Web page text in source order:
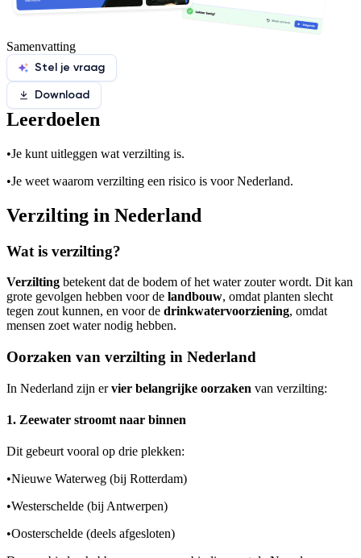
Samenvatting
Stel je vraag
Download
Leerdoelen
•Je kunt uitleggen wat verzilting is.
•Je weet waarom verzilting een risico is voor Nederland.
Verzilting in Nederland
Wat is verzilting?
Verzilting betekent dat de bodem of het water zouter wordt. Dit kan
grote gevolgen hebben voor de landbouw, omdat planten slecht
tegen zout kunnen, en voor de drinkwatervoorziening, omdat
mensen zoet water nodig hebben.
Oorzaken van verzilting in Nederland
In Nederland zijn ervier belangrijke oorzaken van verzilting:
1. Zeewater stroomt naar binnen
Dit gebeurt vooral op drie plekken:
•Nieuwe Waterweg (bij Rotterdam)
•Westerschelde (bij Antwerpen)
•Oosterschelde (deels afgesloten)